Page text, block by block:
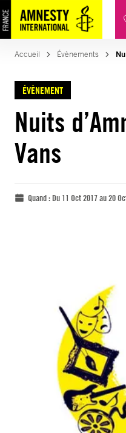
Accueil Évènements
ÉVÈNEMENT
Nuits
Vans
Quand :Du 11 Oct 2017 au 20